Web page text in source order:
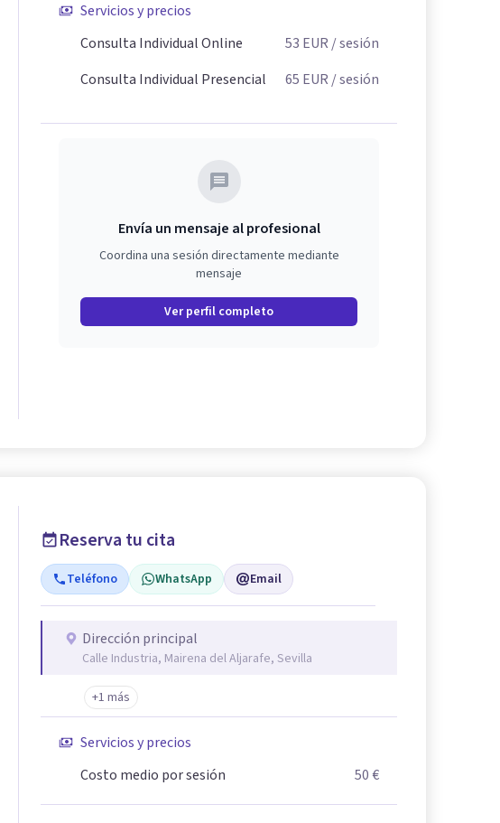
Servicios y precios
Consulta Individual Online
53 EUR/ sesión
Consulta Individual Presencial
65 EUR/ sesión
Envía un mensaje al profesional
Coordina una sesión directamente mediante
mensaje
Ver perfil completo
Reserva tu cita
Teléfono WhatsApp Email
Dirección principal
Calle Industria, Mairena del Aljarafe, Sevilla
+1 más
Servicios y precios
Costo medio por sesión
50 €